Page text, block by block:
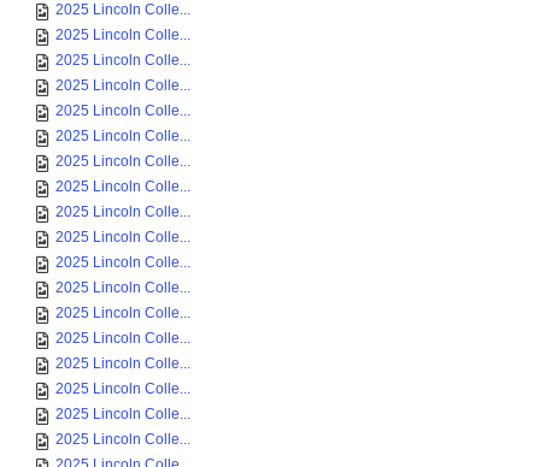
2025 Lincoln Colle...
2025 Lincoln Colle...
2025 Lincoln Colle...
2025 Lincoln Colle...
2025 Lincoln Colle...
2025 Lincoln Colle...
2025 Lincoln Colle...
2025 Lincoln Colle...
2025 Lincoln Colle...
2025 Lincoln Colle...
2025 Lincoln Colle...
2025 Lincoln Colle...
2025 Lincoln Colle...
2025 Lincoln Colle...
2025 Lincoln Colle...
2025 Lincoln Colle...
2025 Lincoln Colle...
2025 Lincoln Colle...